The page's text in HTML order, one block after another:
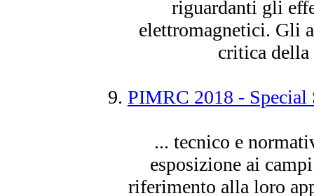
riguardanti gli
elettromagnetici. Gli
critica della
9. PIMRC 2018 - Special
... tecnico e
esposizione ai
riferimento alla loro